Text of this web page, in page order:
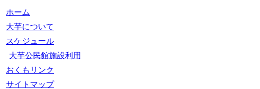
ホーム
大芋について
スケジュール
大芋公民館施設利用
おくもリンク
サイトマップ